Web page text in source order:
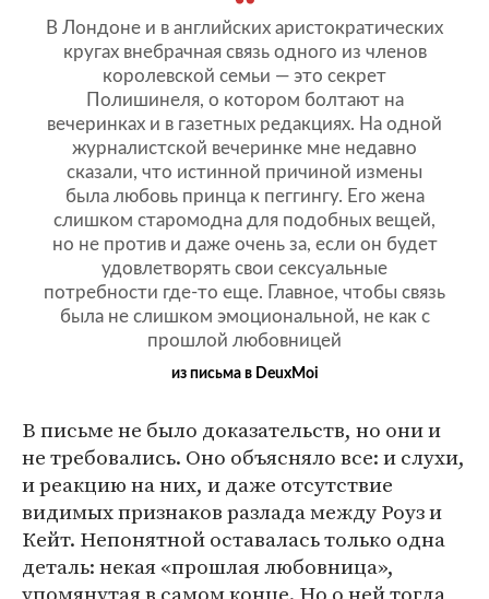
В Лондоне и в английских аристократических
кругах внебрачная связь одного из членов
королевской семьи — это секрет
Полишинеля, о котором болтают на
вечеринках и в газетных редакциях. На одной
журналистской вечеринке мне недавно
сказали, что истинной причиной измены
была любовь принца к пеггингу. Его жена
слишком старомодна для подобных вещей,
но не против и даже очень за, если он будет
удовлетворять свои сексуальные
потребности где-то еще. Главное, чтобы связь
была не слишком эмоциональной, не как с
прошлой любовницей
из письма в DeuxMoi
В письме не было доказательств, но они и
не требовались. Оно объясняло все: и слухи,
и реакцию на них, и даже отсутствие
видимых признаков разлада между Роуз и
Кейт. Непонятной оставалась только одна
деталь: некая «прошлая любовница»,